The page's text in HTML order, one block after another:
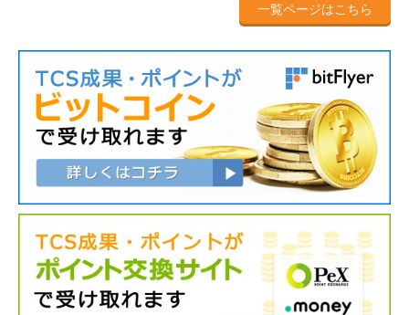
一覧ページはこちら